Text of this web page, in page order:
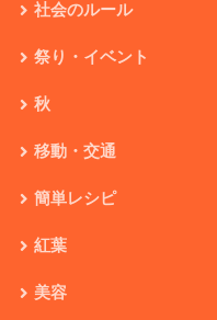
社会のルール
祭り・イベント
秋
移動・交通
簡単レシピ
紅葉
美容